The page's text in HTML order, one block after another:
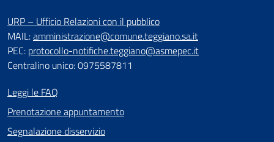
URP – Ufficio Relazioni con il pubblico
MAIL:amministrazione@comune.teggiano.sa.it
PEC: protocollo-notifiche.teggiano@asmepec.it
Centralino unico: 0975587811
Leggi le FAQ
Prenotazione appuntamento
Segnalazione disservizio